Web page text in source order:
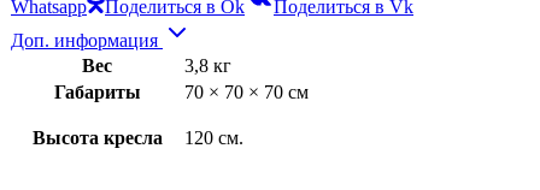
Whatsapp
Поделиться в Ok
Поделиться в Vk
Доп. информация
Вес
3,8 кг
Габариты
70 × 70 × 70 см
Высота кресла 120 см.